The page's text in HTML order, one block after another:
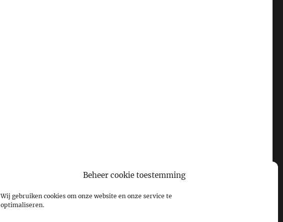
Beheer cookie toestemming
Wij gebruiken cookies om onze website en onze service te
optimaliseren.